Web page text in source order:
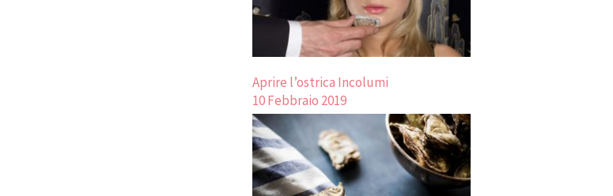
Aprire l’ostrica Incolumi
10 Febbraio 2019